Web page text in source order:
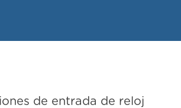
de entrada de reloj